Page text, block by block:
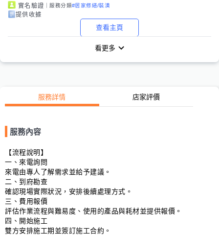
實名驗證 ｜服務分類#居家修繕/裝潢
提供收據
查看主頁
看更多
服務詳情 店家評價
服務內容
【流程說明】
一、來電詢問
來電由專人了解需求並給予建議。
二、到府勘查
確認現場實際狀況，安排後續處理方式。
三、費用報價
評估作業流程與難易度、使用的產品與耗材並提供報價。
四、開始施工
雙方安排施工期並簽訂施工合約。